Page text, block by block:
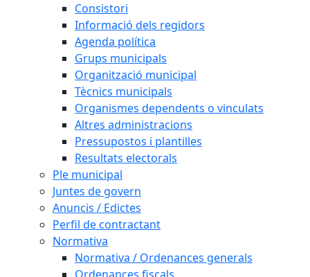
Consistori
Informació dels regidors
Agenda política
Grups municipals
Organització municipal
Tècnics municipals
Organismes dependents o vinculats
Altres administracions
Pressupostos i plantilles
Resultats electorals
Ple municipal
Juntes de govern
Anuncis / Edictes
Perfil de contractant
Normativa
Normativa / Ordenances generals